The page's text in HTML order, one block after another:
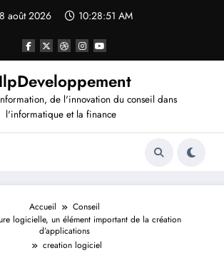
8 août 2026 10:28:52 AM
de l'innovation du conseil dans
l'informatique et la finance
Accueil
Conseil
logicielle, un élément important de la création
d’applications
creation logiciel